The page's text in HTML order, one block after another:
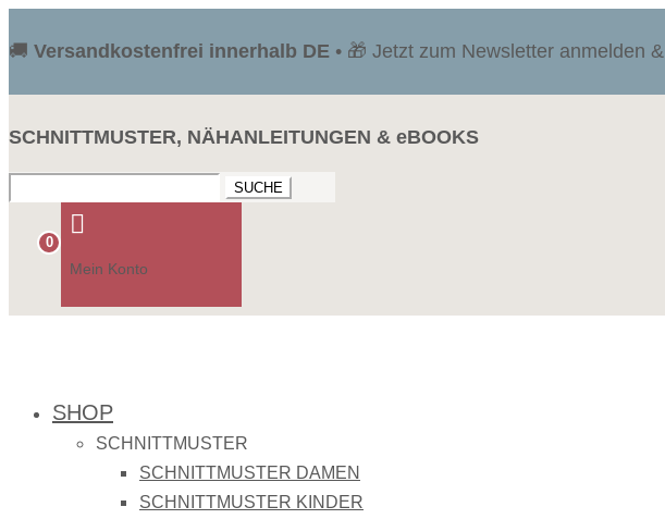
🚚 Versandkostenfrei innerhalb DE • 🎁 Jetzt zum Newsletter anmelden &
SCHNITTMUSTER, NÄHANLEITUNGEN & eBOOKS
0

Mein Konto
SHOP
SCHNITTMUSTER
SCHNITTMUSTER DAMEN
SCHNITTMUSTER KINDER